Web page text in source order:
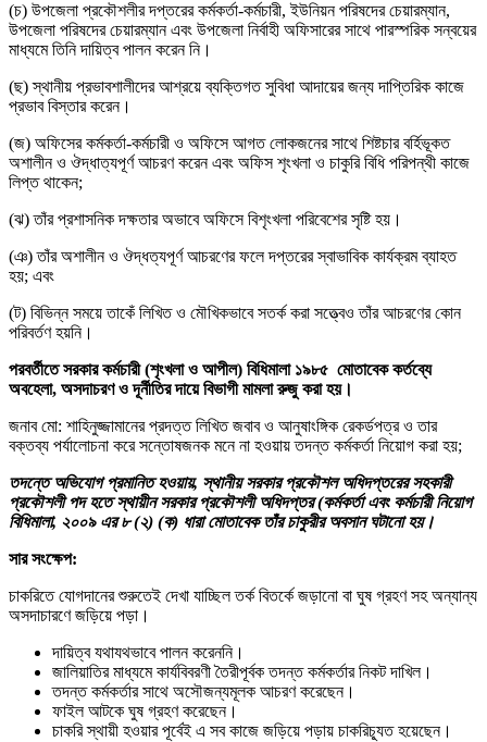
(চ) উপজেলা প্রকৌশলীর দপ্তরের কর্মকর্তা-কর্মচারী, ইউনিয়ন পরিষদের চেয়ারম্যান,
উপজেলা পরিষদের চেয়ারম্যান এবং উপজেলা নির্বাহী অফিসারের সাথে পারস্পরিক সন্বয়ের
মাধ্যমে তিনি দায়িত্ব পালন করেন নি।
(ছ) স্থানীয় প্রভাবশালীদের আশ্রয়ে ব্যক্তিগত সুবিধা আদায়ের জন্য দাপ্তিরিক কাজে
প্রভাব বিস্তার করেন।
(জ) অফিসের কর্মকর্তা-কর্মচারী ও অফিসে আগত লোকজনের সাথে শিষ্টচার বর্হিভূকত
অশালীন ও ঔদ্ধাত্যপূর্ণ আচরণ করেন এবং অফিস শৃংখলা ও চাকুরি বিধি পরিপন্থী কাজে
লিপ্ত থাকেন;
(ঝ) তাঁর প্রশাসনিক দক্ষতার অভাবে অফিসে বিশৃংখলা পরিবেশের সৃষ্টি হয়।
(ঞ) তাঁর অশালীন ও ঔদ্ধত্যপূর্ণ আচরণের ফলে দপ্তরের স্বাভাবিক কার্যক্রম ব্যাহত
হয়; এবং
(ট) বিভিন্ন সময়ে তাকেঁ লিখিত ও মৌখিকভাবে সতর্ক করা সত্ত্বেও তাঁর আচরণের কোন
পরিবর্তণ হয়নি।
পরবর্তীতে সরকার কর্মচারী (শৃংখলা ও আপীল) বিধিমালা ১৯৮৫ মোতাবেক কর্তব্যে
অবহেলা, অসদাচরণ ও দূর্নীতির দায়ে বিভাগী মামলা রুজু করা হয়।
জনাব মো: শাহিনুজ্জামানের প্রদত্ত লিখিত জবাব ও আনুষাংঙ্গিক রেকর্ডপত্র ও তার
বক্তব্য পর্যালোচনা করে সন্তোষজনক মনে না হওয়ায় তদন্ত কর্মকর্তা নিয়োগ করা হয়;
তদন্তে অভিযোগ প্রমানিত হওয়ায়, স্থানীয় সরকার প্রকৌশল অধিদপ্তরের সহকারী
প্রকৌশলী পদ হতে স্থায়ীন সরকার প্রকৌশলী অধিদপ্তর (কর্মকর্তা এবং কর্মচারী নিয়োগ
বিধিমালা, ২০০৯ এর ৮ (২) (ক) ধারা মোতাবেক তাঁর চাকুরীর অবসান ঘটানো হয়।
সার সংক্ষেপ:
চাকরিতে যোগদানের শুরুতেই দেখা যাচ্ছিল তর্ক বিতর্কে জড়ানো বা ঘুষ গ্রহণ সহ অন্যান্য
অসদাচারণে জড়িয়ে পড়া।
দায়িত্ব যথাযথভাবে পালন করেননি।
জালিয়াতির মাধ্যমে কার্যবিবরণী তৈরীপূর্বক তদন্ত কর্মকর্তার নিকট দাখিল।
তদন্ত কর্মকর্তার সাথে অসৌজন্যমূলক আচরণ করেছেন।
ফাইল আটকে ঘুষ গ্রহণ করেছেন।
চাকরি স্থায়ী হওয়ার পূর্বেই এ সব কাজে জড়িয়ে পড়ায় চাকরিচ্যূত হয়েছেন।